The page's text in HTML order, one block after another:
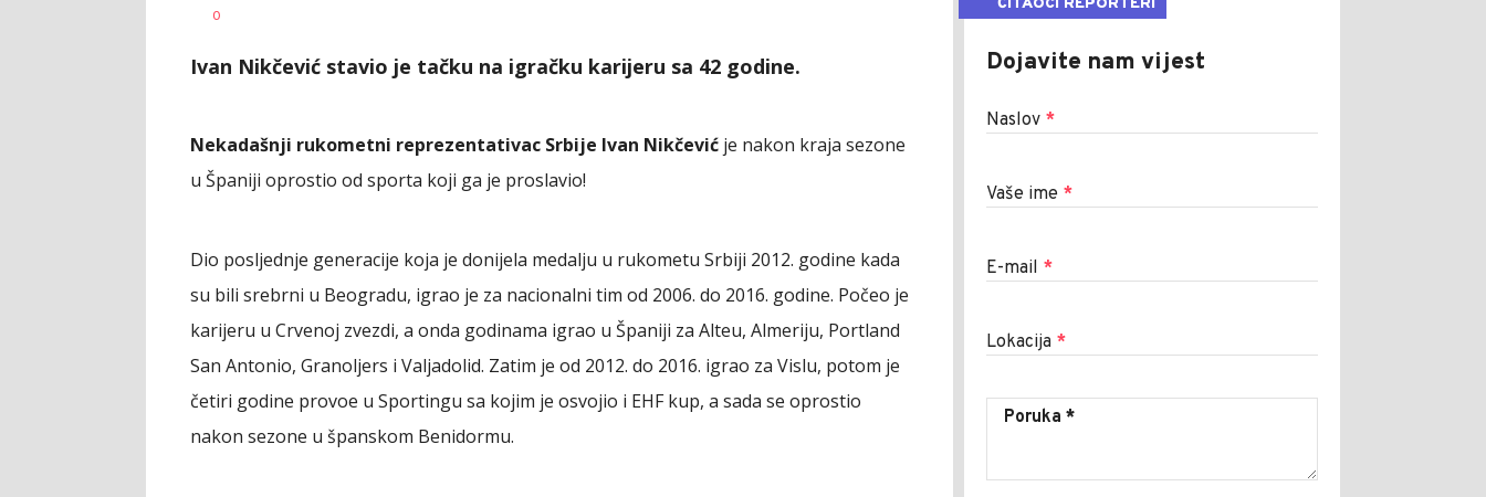
AUTOR
0
Ivan Nikčević stavio je tačku na igračku karijeru sa 42 godine.
Nekadašnji rukometni reprezentativac Srbije Ivan Nikčević je nakon kraja sezone
u Španiji oprostio od sporta koji ga je proslavio!
Dio posljednje generacije koja je donijela medalju u rukometu Srbiji 2012. godine kada
su bili srebrni u Beogradu, igrao je za nacionalni tim od 2006. do 2016. godine. Počeo je
karijeru u Crvenoj zvezdi, a onda godinama igrao u Španiji za Alteu, Almeriju, Portland
San Antonio, Granoljers i Valjadolid. Zatim je od 2012. do 2016. igrao za Vislu, potom je
četiri godine provoe u Sportingu sa kojim je osvojio i EHF kup, a sada se oprostio
nakon sezone u španskom Benidormu.
ČITAOCI REPORTERI
Dojavite nam vijest
Naslov *
Vaše ime *
E-mail *
Lokacija *